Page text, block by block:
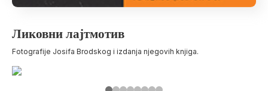
Ликовни лајтмотив
Fotografije Josifa Brodskog i izdanja njegovih knjiga.